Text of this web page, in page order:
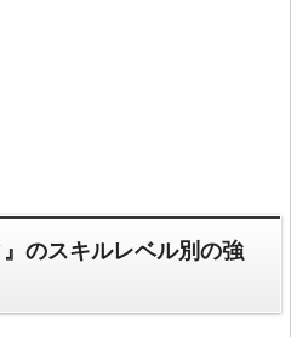
のスキルレベル別の強